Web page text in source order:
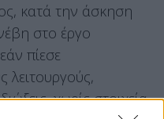
κατά την άσκηση
στο έργο
πίεσε
λειτουργούς,
χωρίς στοιχεία,